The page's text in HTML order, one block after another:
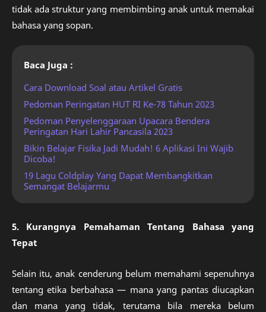
tidak ada struktur yang membimbing anak untuk memakai
bahasa yang sopan.
Baca Juga :
Cara Download Soal atau Artikel Gratis
Pedoman Peringatan HUT RI Ke-78 Tahun 2023
Pedoman Penyelenggaraan Upacara Bendera
Peringatan Hari Lahir Pancasila 2023
Bikin Belajar Fisika Jadi Mudah! 6 Aplikasi Ini Wajib
Dicoba!
19 Lagu Coldplay Yang Dapat Membangkitkan
Semangat Belajarmu
5. Kurangnya Pemahaman Tentang Bahasa yang
Tepat
Selain itu, anak cenderung belum memahami sepenuhnya
tentang etika berbahasa — mana yang pantas diucapkan
dan mana yang tidak, terutama bila mereka belum